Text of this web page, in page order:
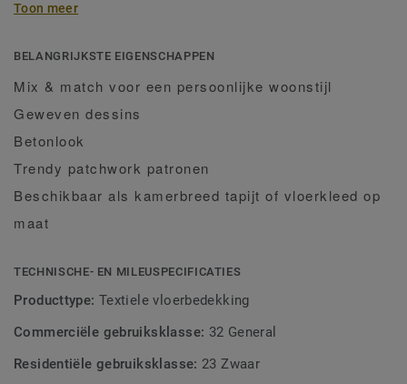
kleurgroepen-Botanical Green, Denim Blue, Industrial Grey,
dessins met een betonlook of trendy patchwork patroon.
ontwerp uw eigen vloerkleed op maat, en zie hoe snel en
gemakkelijk het is om een comfortabele, moderne look te
creëren.
Toon meer
BELANGRIJKSTE EIGENSCHAPPEN
Mix & match voor een persoonlijke woonstijl
Geweven dessins
Betonlook
Trendy patchwork patronen
Beschikbaar als kamerbreed tapijt of vloerkleed op
maat
TECHNISCHE- EN MILEUSPECIFICATIES
Producttype: Textiele vloerbedekking
Commerciële gebruiksklasse: 32 General
Residentiële gebruiksklasse: 23 Zwaar